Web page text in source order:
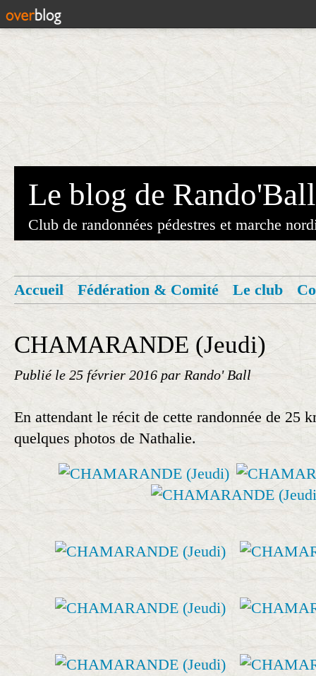
Le blog de Rando'Ball
Club de randonnées pédestres et marche
Accueil Fédération & Comité Le club
CHAMARANDE (Jeudi)
Publié le 25 février 2016 par Rando' Ball
En attendant le récit de cette randonnée de 25
quelques photos de Nathalie.